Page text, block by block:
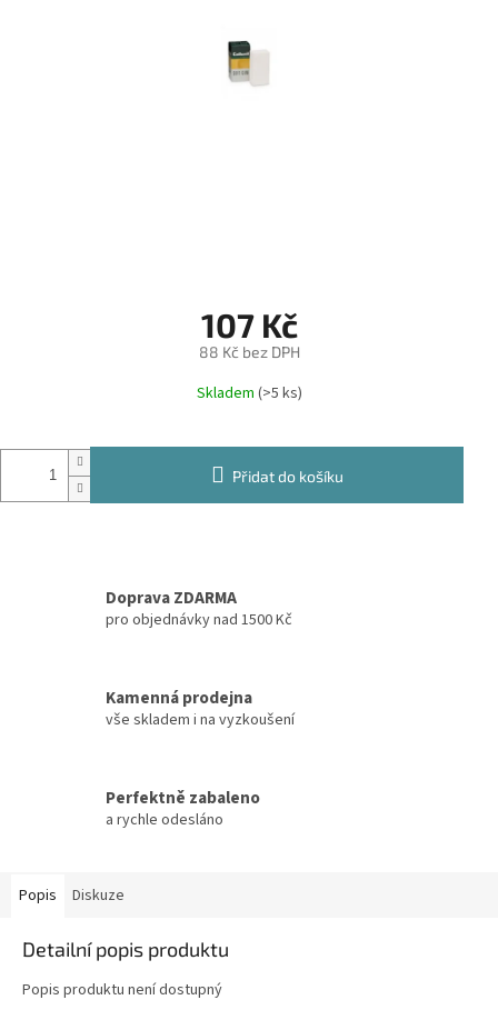
107 Kč
88 Kč bez DPH
Měrná
cena:
Skladem (>5 ks)
Přidat do košíku
Doprava ZDARMA
pro objednávky nad 1500 Kč
Kamenná prodejna
vše skladem i na vyzkoušení
Perfektně zabaleno
a rychle odesláno
Popis Diskuze
Detailní popis produktu
Popis produktu není dostupný